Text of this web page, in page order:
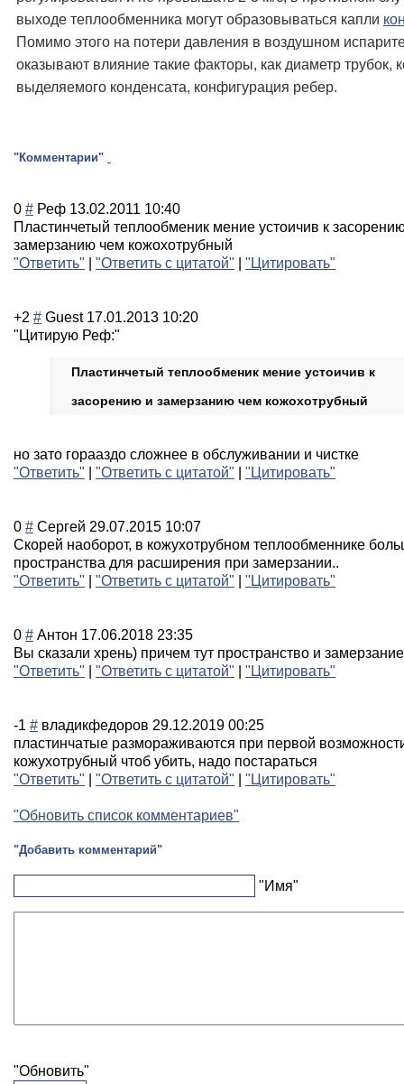
выходе теплообменника могут образовываться капли
Помимо этого на потери давления в воздушном
оказывают влияние такие факторы, как диаметр трубок,
выделяемого конденсата, конфигурация ребер.
"Комментарии"
0 # Реф 13.02.2011 10:40
Пластинчетый теплообменик мение устоичив к
замерзанию чем кожохотрубный
"Ответить"
"Ответить с цитатой" "Цитировать"
+2 # Guest 17.01.2013 10:20
"Цитирую Реф:"
Пластинчетый теплообменик мение устоичив к
засорению и замерзанию чем кожохотрубный
но зато горааздо сложнее в обслуживании и чистке
"Ответить"
"Ответить с цитатой" "Цитировать"
0 # Сергей 29.07.2015 10:07
Скорей наоборот, в кожухотрубном теплообменнике
пространства для расширения при замерзании..
"Ответить"
"Ответить с цитатой" "Цитировать"
0 # Антон 17.06.2018 23:35
Вы сказали хрень) причем тут пространство и замерзание
"Ответить"
"Ответить с цитатой" "Цитировать"
-1 # владикфедоров 29.12.2019 00:25
пластинчатые размораживаются при первой
кожухотрубный чтоб убить, надо постараться
"Ответить"
"Ответить с цитатой" "Цитировать"
"Обновить список комментариев"
"Добавить комментарий"
"Имя"
"Обновить"